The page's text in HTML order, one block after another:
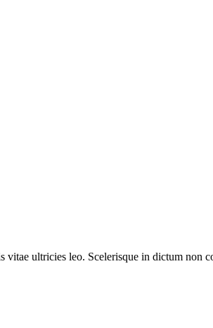
ultricies leo. Scelerisque in dictum non